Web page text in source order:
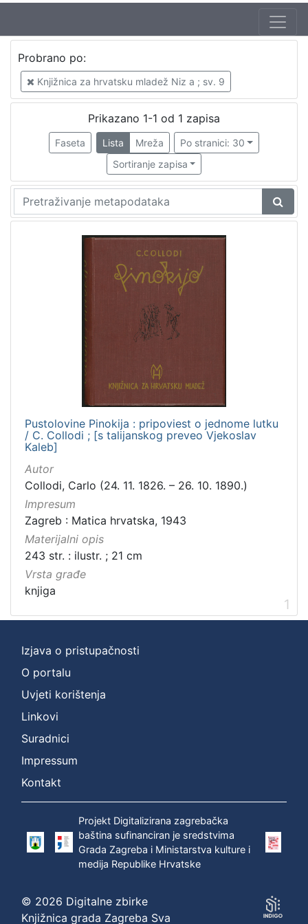
Jezik
hrvatski
cjelina
Knjige za djecu i mladež
Knjige za djecu i mladež
Probrano po:
Knjižnica za hrvatsku mladež Niz a ; sv. 9
Prikazano 1-1 od 1 zapisa
Faseta Lista Mreža
Po stranici: 30
Sortiranje zapisa
Pustolovine Pinokija : pripoviest o jednome lutku
/ C. Collodi ; [s talijanskog preveo Vjekoslav
Kaleb]
Autor
Collodi, Carlo (24. 11. 1826. – 26. 10. 1890.)
Impresum
Zagreb : Matica hrvatska, 1943
Materijalni opis
243 str. : ilustr. ; 21 cm
Vrsta građe
knjiga
1
Izjava o pristupačnosti
O portalu
Uvjeti korištenja
Linkovi
Suradnici
Impressum
Kontakt
Projekt Digitalizirana zagrebačka
baština sufinanciran je sredstvima
Grada Zagreba i Ministarstva kulture i
medija Republike Hrvatske
© 2026 Digitalne zbirke
Knjižnica grada Zagreba Sva